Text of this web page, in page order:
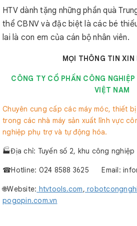
HTV dành tặng những phần quà
thể CBNV và đặc biệt là các bé
lai là con em của cán bộ nhân viên.
MỌI THÔNG TIN XIN
CÔNG TY CỔ PHẦN CÔNG
VIỆT NAM
Chuyên cung cấp các máy móc, thiết
trong các nhà máy sản xuất lĩnh vực
nghiệp phụ trợ và tự động hóa.
🏭Địa chỉ: Tuyến số 2, khu công nghiệp
☎︎Hotline: 024 8588 3625 Email:
🌐Website: htvtools.com,
pogopin.com.vn